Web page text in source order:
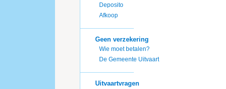
Deposito
Afkoop
Geen verzekering
Wie moet betalen?
De Gemeente Uitvaart
Uitvaartvragen